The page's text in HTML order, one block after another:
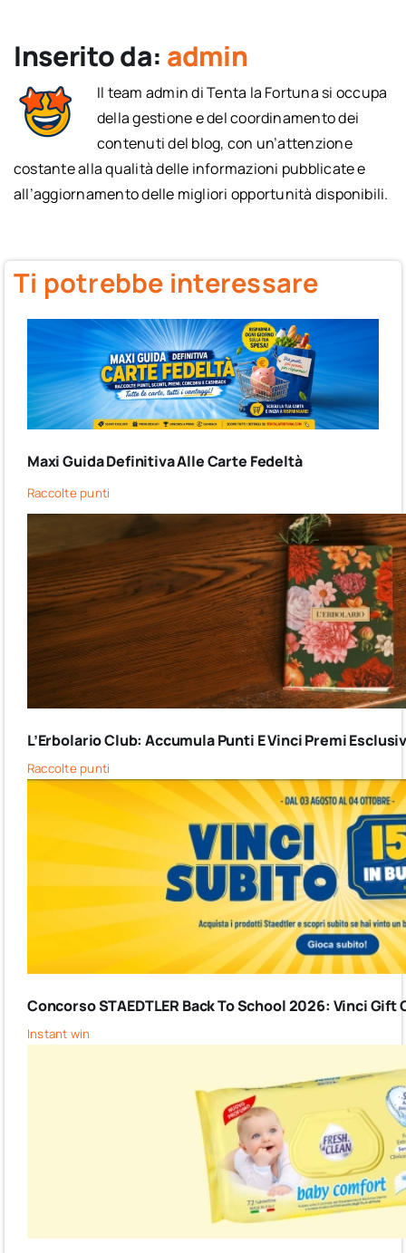
Inserito da: admin
Il team admin di Tenta la Fortuna si occupa
della gestione e del coordinamento dei
contenuti del blog, con un’attenzione
costante alla qualità delle informazioni pubblicate e
all’aggiornamento delle migliori opportunità disponibili.
Ti potrebbe interessare
Maxi Guida Definitiva Alle Carte Fedeltà
Raccolte punti
L’Erbolario Club: Accumula Punti E Vinci Premi
Raccolte punti
Concorso STAEDTLER Back To School 2026: Vinci Gift
Instant win